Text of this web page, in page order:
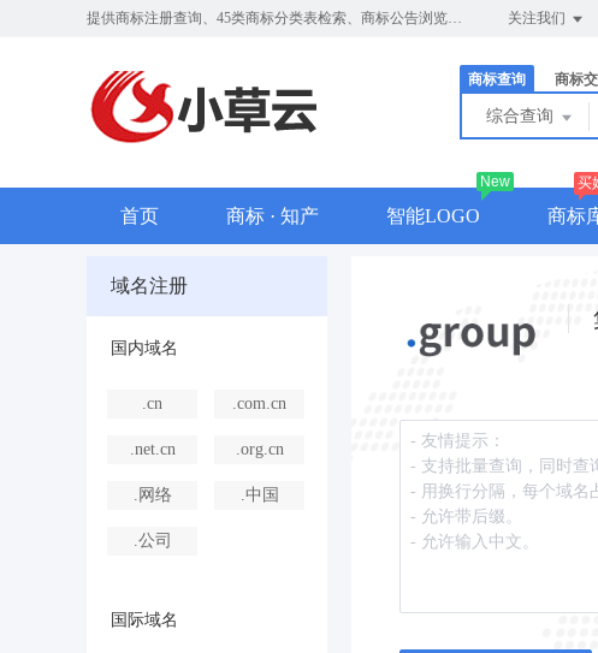
提供商标注册查询、45类商标分类表检索、商标公告浏览、近似商标比对及图形商标识别服务，助力知识产权保护与品牌决策。 关注我们
商标查询 商标
综合查询
首页 商标 · 知产 智能LOGO
New
商标
买
域名注册
国内域名
.cn .com.cn
.net.cn .org.cn
.网络 .中国
.公司
国际域名